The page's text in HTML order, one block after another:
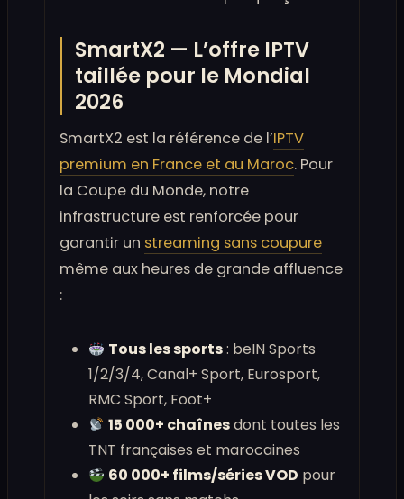
SmartX2 — L’offre IPTV
taillée pour le Mondial
2026
SmartX2 est la référence de l’IPTV
premium en France et au Maroc. Pour
la Coupe du Monde, notre
infrastructure est renforcée pour
garantir un streaming sans coupure
même aux heures de grande affluence
:
Tous les sports: beIN Sports
1/2/3/4, Canal+ Sport, Eurosport,
RMC Sport, Foot+
15 000+ chaînesdont toutes les
TNT françaises et marocaines
60 000+ films/séries VOD pour